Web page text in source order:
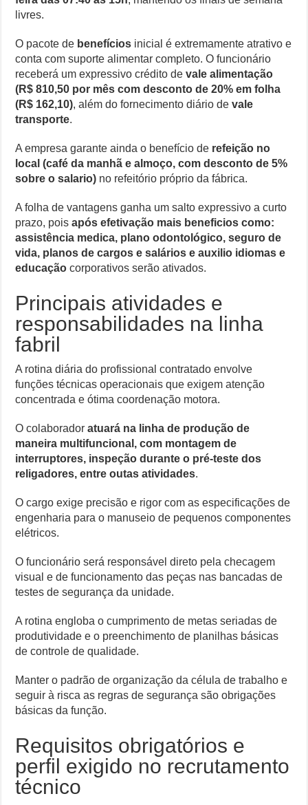
livres.
O pacote de benefícios inicial é extremamente atrativo e
conta com suporte alimentar completo. O funcionário
receberá um expressivo crédito devale alimentação
(R$ 810,50 por mês com desconto de 20% em folha
(R$ 162,10), além do fornecimento diário devale
transporte.
A empresa garante ainda o benefício de refeição no
local (café da manhã e almoço, com desconto de 5%
sobre o salario) no refeitório próprio da fábrica.
A folha de vantagens ganha um salto expressivo a curto
prazo, poisapós efetivação mais beneficios como:
assistência medica, plano odontológico, seguro de
vida, planos de cargos e salários e auxilio idiomas e
educação corporativos serão ativados.
Principais atividades e
responsabilidades na linha
fabril
A rotina diária do profissional contratado envolve
funções técnicas operacionais que exigem atenção
concentrada e ótima coordenação motora.
O colaboradoratuará na linha de produção de
maneira multifuncional, com montagem de
interruptores, inspeção durante o pré-teste dos
religadores, entre outas atividades.
O cargo exige precisão e rigor com as especificações de
engenharia para o manuseio de pequenos componentes
elétricos.
O funcionário será responsável direto pela checagem
visual e de funcionamento das peças nas bancadas de
testes de segurança da unidade.
A rotina engloba o cumprimento de metas seriadas de
produtividade e o preenchimento de planilhas básicas
de controle de qualidade.
Manter o padrão de organização da célula de trabalho e
seguir à risca as regras de segurança são obrigações
básicas da função.
Requisitos obrigatórios e
perfil exigido no recrutamento
técnico